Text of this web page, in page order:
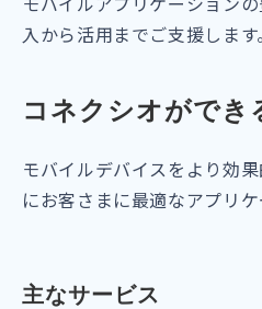
入から活用までご支援します。
コネクシオができ
モバイルデバイスをより効
にお客さまに最適なアプリケ
主なサービス